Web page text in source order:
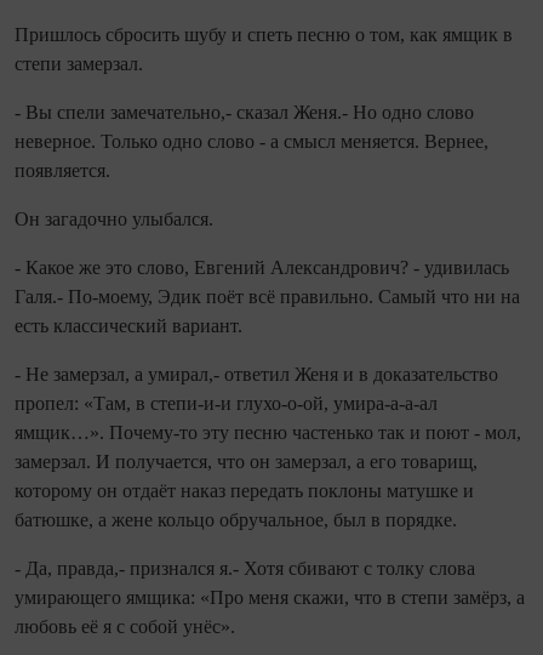
Пришлось сбросить шубу и спеть песню о том, как ямщик в
степи замерзал.
- Вы спели замечательно,- сказал Женя.- Но одно слово
неверное. Только одно слово - а смысл меняется. Вернее,
появляется.
Он загадочно улыбался.
- Какое же это слово, Евгений Александрович? - удивилась
Галя.- По-моему, Эдик поёт всё правильно. Самый что ни на
есть классический вариант.
- Не замерзал, а умирал,- ответил Женя и в доказательство
пропел: «Там, в степи-и-и глухо-о-ой, умира-а-а-ал
ямщик…». Почему-то эту песню частенько так и поют - мол,
замерзал. И получается, что он замерзал, а его товарищ,
которому он отдаёт наказ передать поклоны матушке и
батюшке, а жене кольцо обручальное, был в порядке.
- Да, правда,- признался я.- Хотя сбивают с толку слова
умирающего ямщика: «Про меня скажи, что в степи замёрз, а
любовь её я с собой унёс».